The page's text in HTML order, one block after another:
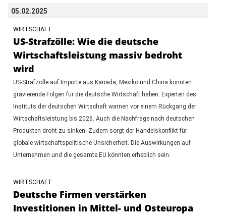
05.02.2025
WIRTSCHAFT
US-Strafzölle: Wie die deutsche
Wirtschaftsleistung massiv bedroht
wird
US-Strafzölle auf Importe aus Kanada, Mexiko und China könnten
gravierende Folgen für die deutsche Wirtschaft haben. Experten des
Instituts der deutschen Wirtschaft warnen vor einem Rückgang der
Wirtschaftsleistung bis 2026. Auch die Nachfrage nach deutschen
Produkten droht zu sinken. Zudem sorgt der Handelskonflikt für
globale wirtschaftspolitische Unsicherheit. Die Auswirkungen auf
Unternehmen und die gesamte EU könnten erheblich sein.
WIRTSCHAFT
Deutsche Firmen verstärken
Investitionen in Mittel- und Osteuropa